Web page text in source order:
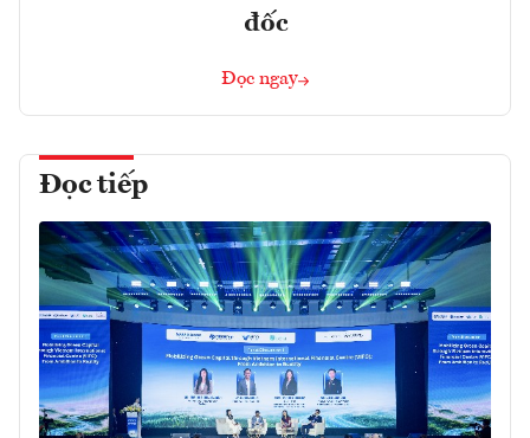
đốc
Đọc ngay
Đọc tiếp